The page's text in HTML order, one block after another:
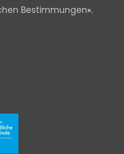
Bestimmungen».